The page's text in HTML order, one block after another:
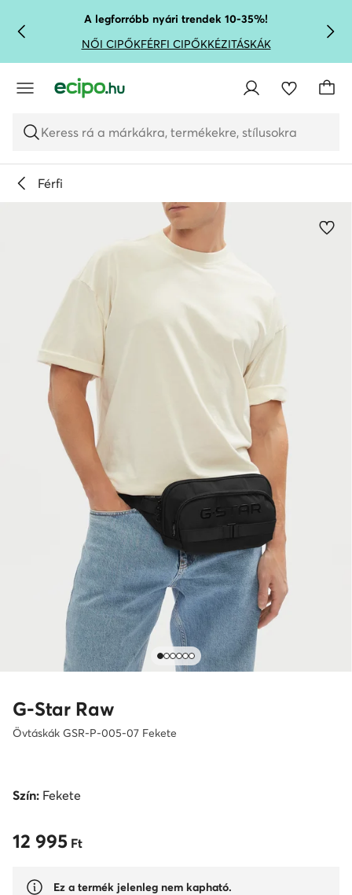
UGRÁS A FŐ TARTALOMRA
UGRÁS A KERESÉSHEZA legforróbb nyári trendek 10-35%!
NŐI CIPŐKFÉRFI CIPŐKKÉZITÁSKÁK
Keress rá a márkákra, termékekre, stílusokra
Férfi
G-Star Raw
Övtáskák GSR-P-005-07 Fekete
Szín: Fekete
12 995 Ft
12 995 Ft
Ez a termék jelenleg nem kapható.